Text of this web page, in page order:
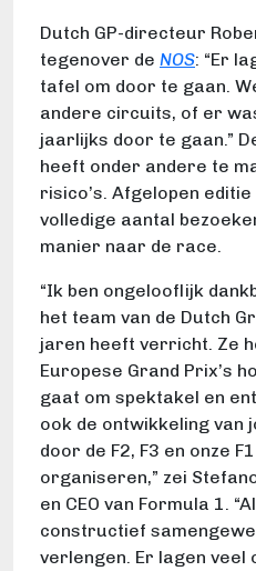
Dutch GP-directeur
tegenover de NOS: “Er
tafel om door te gaan.
andere circuits, of er
jaarlijks door te gaan.”
heeft onder andere te
risico’s. Afgelopen
volledige aantal
manier naar de race.
“Ik ben ongelooflijk
het team van de Dutch
jaren heeft verricht. Ze
Europese Grand Prix’s
gaat om spektakel en
ook de ontwikkeling van
door de F2, F3 en onze
organiseren,” zei
en CEO van Formula 1.
constructief
verlengen. Er lagen veel